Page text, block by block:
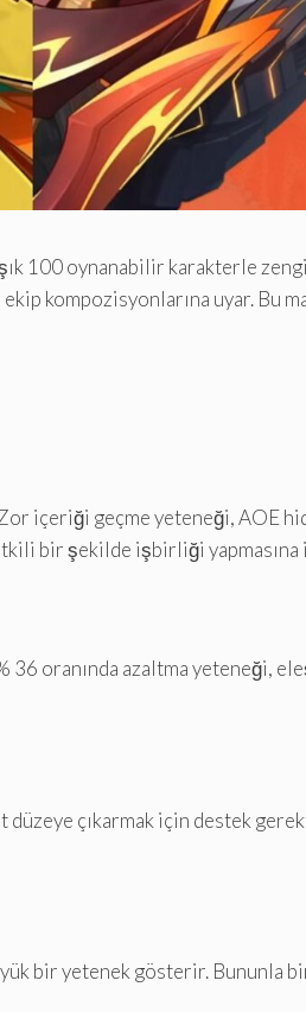
100 oynanabilir karakterle
kompozisyonlarına uyar. Bu
içeriği geçme yeteneği, AOE
bir şekilde işbirliği
36 oranında azaltma yeteneği,
çıkarmak için destek
bir yetenek gösterir. Bununla